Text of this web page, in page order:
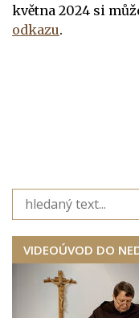
května 2024 si
odkazu.
VIDEOÚVOD DO